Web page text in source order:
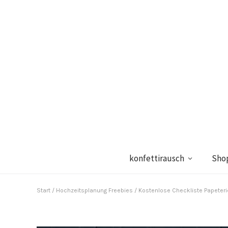
konfettirausch
Start / Hochzeitsplanung Freebies / Kostenlose Checkliste